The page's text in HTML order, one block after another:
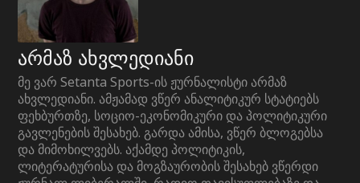
არმაზ ახვლედიანი
მე ვარ Setanta Sports-ის ჟურნალისტი არმაზ
ახვლედიანი. ამჟამად ვწერ ანალიტიკურ სტატიებს
ფეხბურთზე, სოციო-ეკონომიკური და პოლიტიკური
გავლენების შესახებ. გარდა ამისა, ვწერ ბლოგებსა
და მიმოხილვებს. აქამდე პოლიტიკის,
ლიტერატურისა და მოგზაურობის შესახებ ვწერდი